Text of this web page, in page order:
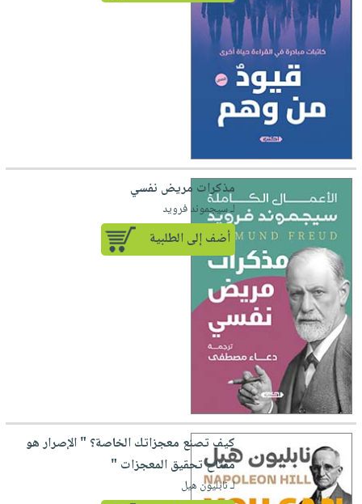
مذكرات مريض نفسي
لـ سيجموند فرويد
أضف إلى الطلبية
كيف تصنع معجزاتك الخاصة؟ " الإصرار هو
مفتاح تحقيق المعجزات "
لـ نابليون هيل